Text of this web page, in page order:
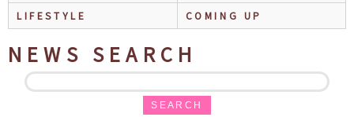
LIFESTYLE
COMING UP
NEWS SEARCH
SEARCH